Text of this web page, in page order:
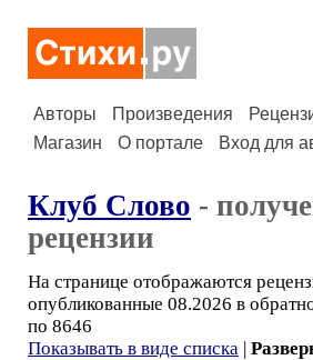
Авторы Произведения
Магазин
О портале Вход для
Клуб Слово -
рецензии
На странице отображаются
опубликованные 08.2026 в
по 8646
Показывать в виде списка |